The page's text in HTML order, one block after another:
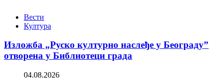
Вести
Култура
Изложба „Руско културно наслеђе у Београду”
отворена у Библиотеци града
04.08.2026